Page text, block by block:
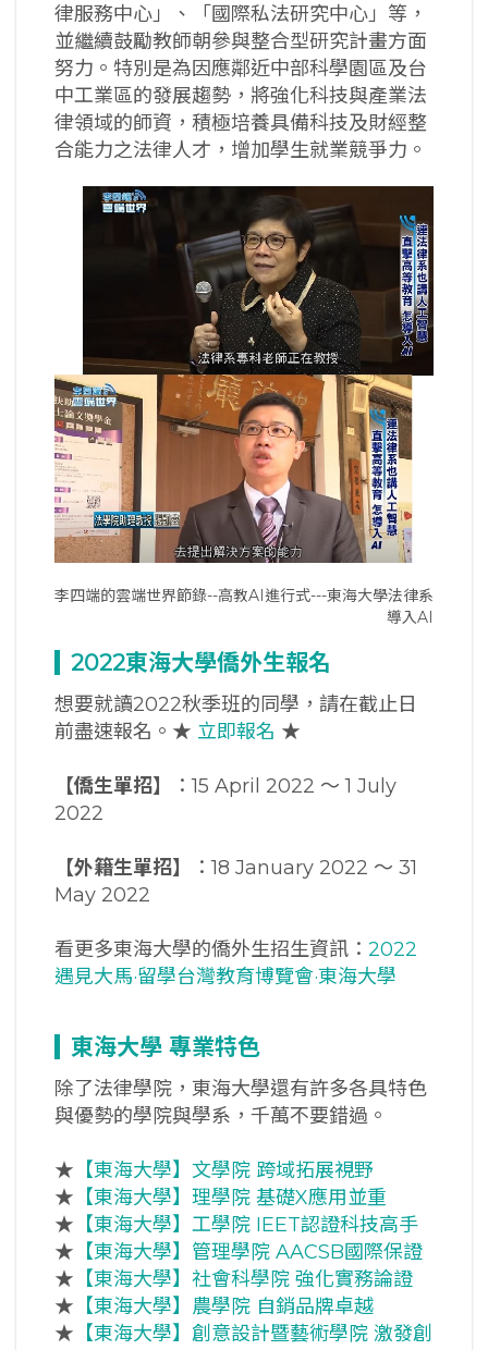
律服務中心」、「國際私法研究中心」等，
並繼續鼓勵教師朝參與整合型研究計畫方面
努力。特別是為因應鄰近中部科學園區及台
中工業區的發展趨勢，將強化科技與產業法
律領域的師資，積極培養具備科技及財經整
合能力之法律人才，增加學生就業競爭力。
李四端的雲端世界節錄--高教AI進行式---東海大學法律系
導入AI
2022東海大學僑外生報名
想要就讀2022秋季班的同學，請在截止日
前盡速報名。★ 立即報名 ★
【僑生單招】
：15 April 2022 ～ 1 July
2022
【外籍生單招】
：18 January 2022 ～ 31
May 2022
看更多東海大學的僑外生招生資訊： 2022
遇見大馬·留學台灣教育博覽會·東海大學
東海大學 專業特色
除了法律學院，東海大學還有許多各具特色
與優勢的學院與學系，千萬不要錯過。
★ 【東海大學】文學院 跨域拓展視野
★ 【東海大學】理學院 基礎X應用並重
★ 【東海大學】工學院 IEET認證科技高手
★ 【東海大學】管理學院 AACSB國際保證
★ 【東海大學】社會科學院 強化實務論證
★ 【東海大學】農學院 自銷品牌卓越
★ 【東海大學】創意設計暨藝術學院 激發創